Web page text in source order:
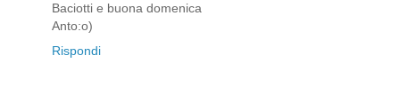
Baciotti e buona domenica
Anto:o)
Rispondi